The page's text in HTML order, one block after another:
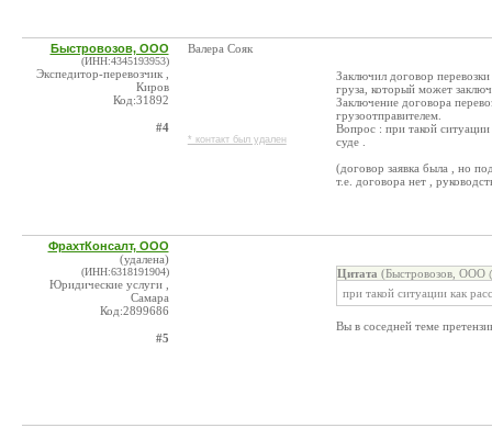
Быстровозов, ООО
(ИНН:4345193953)
Экспедитор-перевозчик ,
Киров
Код:31892
#4
Валера Сояк
* контакт был удален
Заключил договор
груза, который может
Заключение договора
грузоотправителем.
Вопрос : при такой ситуации
суде .
(договор заявка была , но
т.е. договора нет ,
ФрахтКонсалт, ООО
(удалена)
(ИНН:6318191904)
Юридические услуги ,
Самара
Код:2899686
#5
Цитата (Быстровозов, ООО
при такой ситуации как
Вы в соседней теме